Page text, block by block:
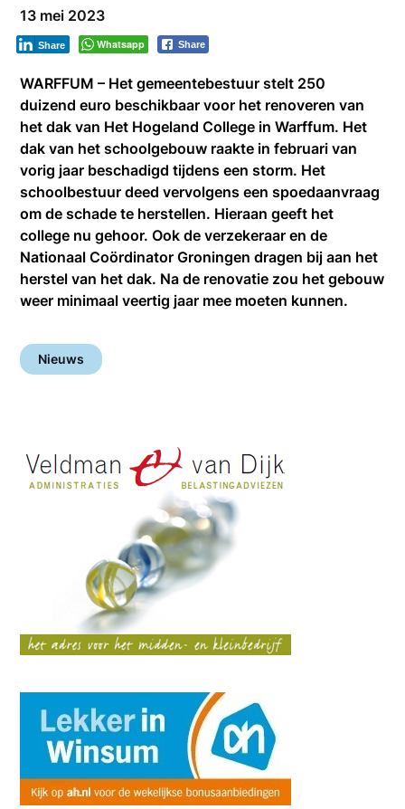
13 mei 2023
Whatsapp Share
Share
WARFFUM – Het gemeentebestuur stelt 250
duizend euro beschikbaar voor het renoveren van
het dak van Het Hogeland College in Warffum. Het
dak van het schoolgebouw raakte in februari van
vorig jaar beschadigd tijdens een storm. Het
schoolbestuur deed vervolgens een spoedaanvraag
om de schade te herstellen. Hieraan geeft het
college nu gehoor. Ook de verzekeraar en de
Nationaal Coördinator Groningen dragen bij aan het
herstel van het dak. Na de renovatie zou het gebouw
weer minimaal veertig jaar mee moeten kunnen.
Nieuws